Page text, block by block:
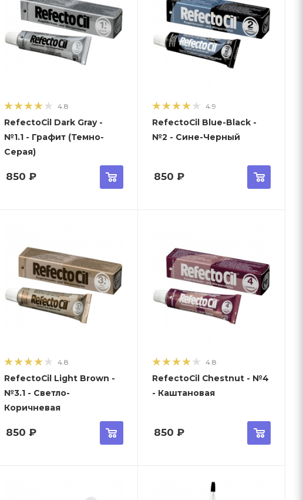
4.8
RefectoCil Dark Gray -
№1.1 - Графит (Темно-
Серая)
850 ₽
4.9
RefectoCil Blue-Black -
№2 - Сине-Черный
850 ₽
4.8
RefectoCil Light Brown -
№3.1 - Светло-
Коричневая
850 ₽
4.8
RefectoCil Chestnut - №4
- Каштановая
850 ₽